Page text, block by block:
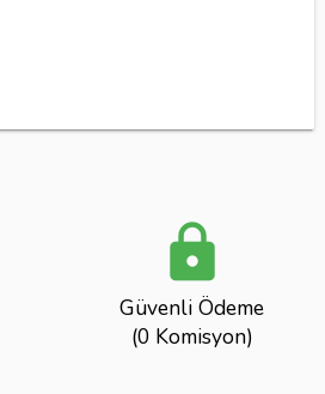
lock
Güvenli Ödeme
(0 Komisyon)